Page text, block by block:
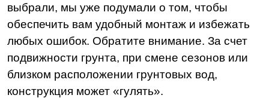
выбрали, мы уже подумали о том, чтобы
обеспечить вам удобный монтаж и избежать
любых ошибок. Обратите внимание. За счет
подвижности грунта, при смене сезонов или
близком расположении грунтовых вод,
конструкция может «гулять».